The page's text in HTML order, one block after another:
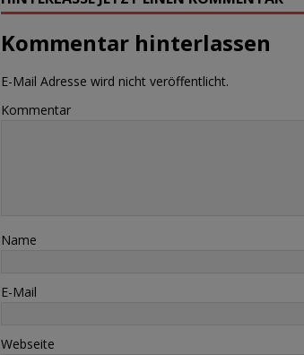
Kommentar hinterlassen
E-Mail Adresse wird nicht veröffentlicht.
Kommentar
Name
E-Mail
Webseite